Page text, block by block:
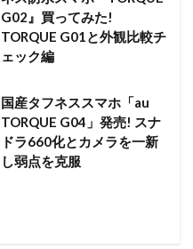
G02』買ってみた!
TORQUE G01と外観比較チ
ェック編
国産タフネススマホ「au
TORQUE G04」発売! スナ
ドラ660化とカメラを一新
し弱点を克服